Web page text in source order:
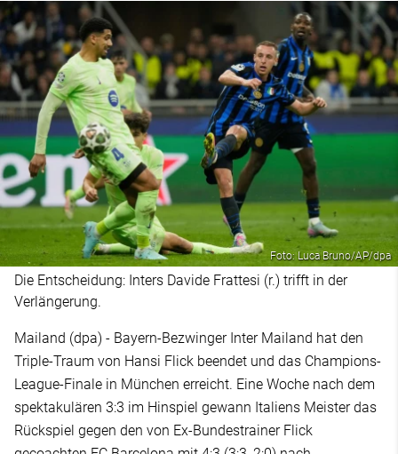
Foto: Luca Bruno/AP/dpa
Die Entscheidung: Inters Davide Frattesi (r.) trifft in der
Verlängerung.
Mailand (dpa) - Bayern-Bezwinger Inter Mailand hat den
Triple-Traum von Hansi Flick beendet und das Champions-
League-Finale in München erreicht. Eine Woche nach dem
spektakulären 3:3 im Hinspiel gewann Italiens Meister das
Rückspiel gegen den von Ex-Bundestrainer Flick